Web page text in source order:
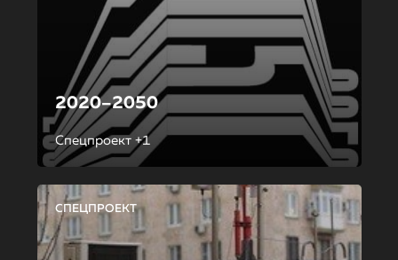
2020–2050
Спецпроект +1
СПЕЦПРОЕКТ